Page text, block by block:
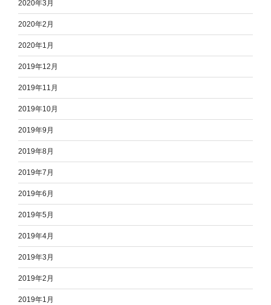
2020年3月
2020年2月
2020年1月
2019年12月
2019年11月
2019年10月
2019年9月
2019年8月
2019年7月
2019年6月
2019年5月
2019年4月
2019年3月
2019年2月
2019年1月